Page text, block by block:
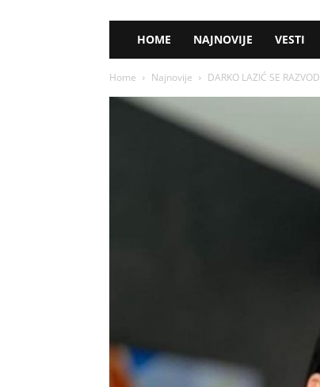
HOME NAJNOVIJE VESTI
Home Najnovije DARKO LAZIĆ SE